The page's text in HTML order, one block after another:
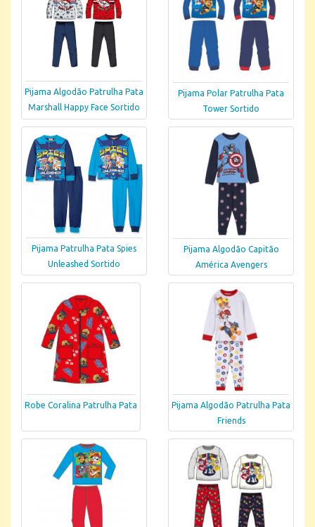
Pijama Algodão Patrulha Pata
Marshall Happy Face Sortido
Pijama Polar Patrulha Pata
Tower Sortido
Pijama Patrulha Pata Spies
Unleashed Sortido
Pijama Algodão Capitão
América Avengers
Robe Coralina Patrulha Pata
Pijama Algodão Patrulha Pata
Friends